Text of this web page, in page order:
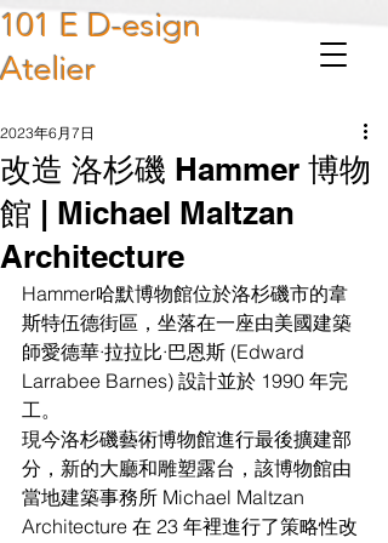
101 E D-esign
Atelier
改造 洛杉磯 Hammer 博物
館 | Michael Maltzan
Architecture
2023年6月7日
Hammer哈默博物館位於洛杉磯市的韋
斯特伍德街區，坐落在一座由美國建築
師愛德華·拉拉比·巴恩斯 (Edward
Larrabee Barnes) 設計並於 1990 年完
工。
現今洛杉磯藝術博物館進行最後擴建部
分，新的大廳和雕塑露台，該博物館由
當地建築事務所 Michael Maltzan
Architecture 在 23 年裡進行了策略性改